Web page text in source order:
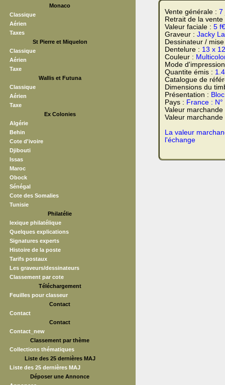
Monaco
Classique
Aérien
Taxes
St Pierre et Miquelon
Classique
Aérien
Taxe
Wallis et Futuna
Classique
Aérien
Taxe
Ex Colonies
Algérie
Behin
Cote d'ivoire
Djibouti
Issas
Maroc
Obock
Sénégal
Cote des Somalies
Tunisie
Philatélie
lexique philatélique
Quelques explications
Signatures experts
Histoire de la poste
Tarifs postaux
Les graveurs/dessinateurs
Classement par cote
Téléchargement
Feuilles pour classeur
Contact
Contact
Contact
Contact_new
Classement par thème
Collections thématiques
Liste des 25 dernières MAJ
Liste des 25 dernières MAJ
Déposer une Annonce
Vente générale : 7
Retrait de la
Valeur faciale : 5 f€
Graveur : Jacky
Dessinateur /
Dentelure : 13 x
Couleur :
Mode
Quantite émis :
Catalogue de
Dimensions du
Présentation :
Pays : France :
Valeur
Valeur
La valeur
l'échange